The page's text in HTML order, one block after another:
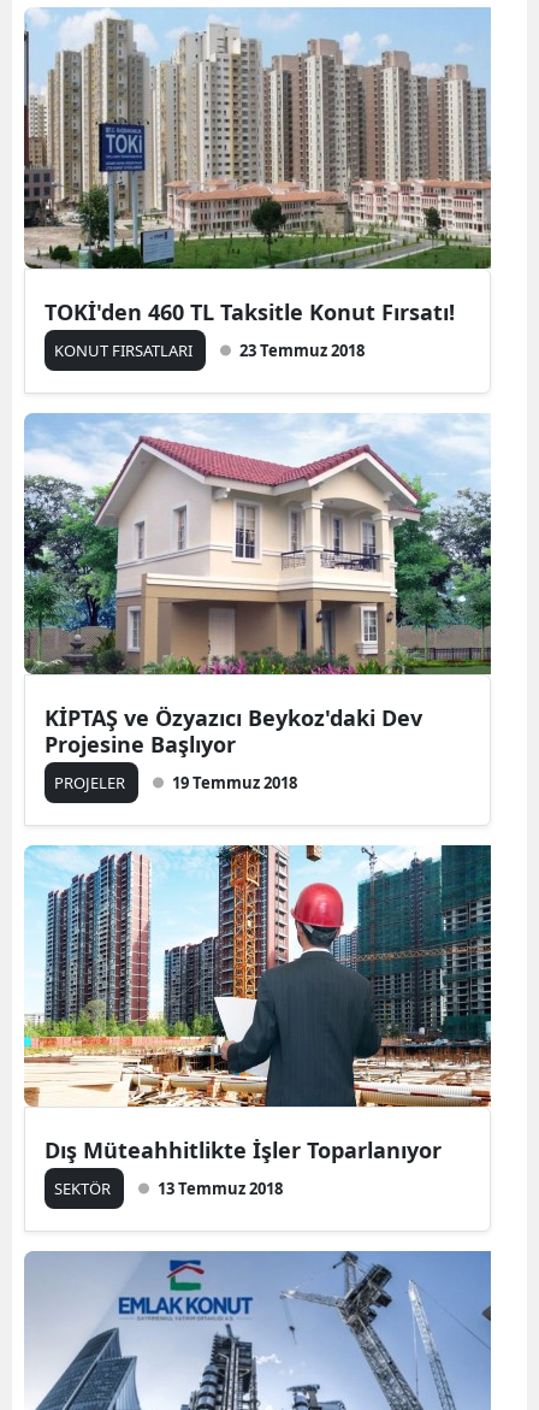
TOKİ'den 460 TL Taksitle Konut Fırsatı!
KONUT FIRSATLARI 23 Temmuz 2018
KİPTAŞ ve Özyazıcı Beykoz'daki Dev
Projesine Başlıyor
PROJELER 19 Temmuz 2018
Dış Müteahhitlikte İşler Toparlanıyor
SEKTÖR 13 Temmuz 2018